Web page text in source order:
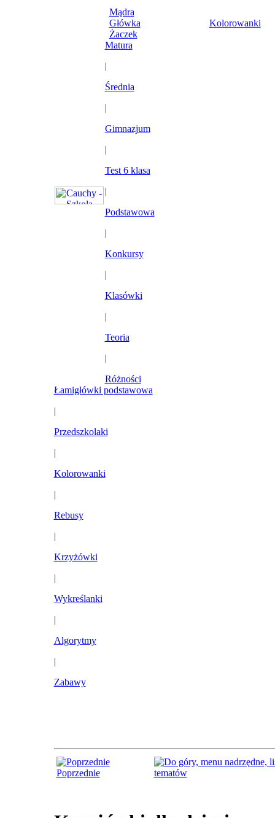
Mądra
Główka
Kolorowanki
Żaczek
Matura
|
Średnia
|
Gimnazjum
|
Test 6 klasa
|
Podstawowa
|
Konkursy
|
Klasówki
|
Teoria
|
Różności
Łamigłówki podstawowa
|
Przedszkolaki
|
Kolorowanki
|
Rebusy
|
Krzyżówki
|
Wykreślanki
|
Algorytmy
|
Zabawy
Poprzednie tematów